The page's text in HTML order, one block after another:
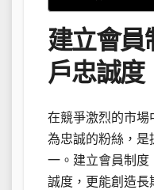
建立會員
戶忠誠度
在競爭激烈的市場
為忠誠的粉絲，是
一。建立會員制度
誠度，更能創造長